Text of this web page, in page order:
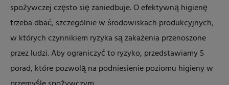
spożywczej często się zaniedbuje. O efektywną higienę
trzeba dbać, szczególnie w środowiskach produkcyjnych,
w których czynnikiem ryzyka są zakażenia przenoszone
przez ludzi. Aby ograniczyć to ryzyko, przedstawiamy 5
porad, które pozwolą na podniesienie poziomu higieny w